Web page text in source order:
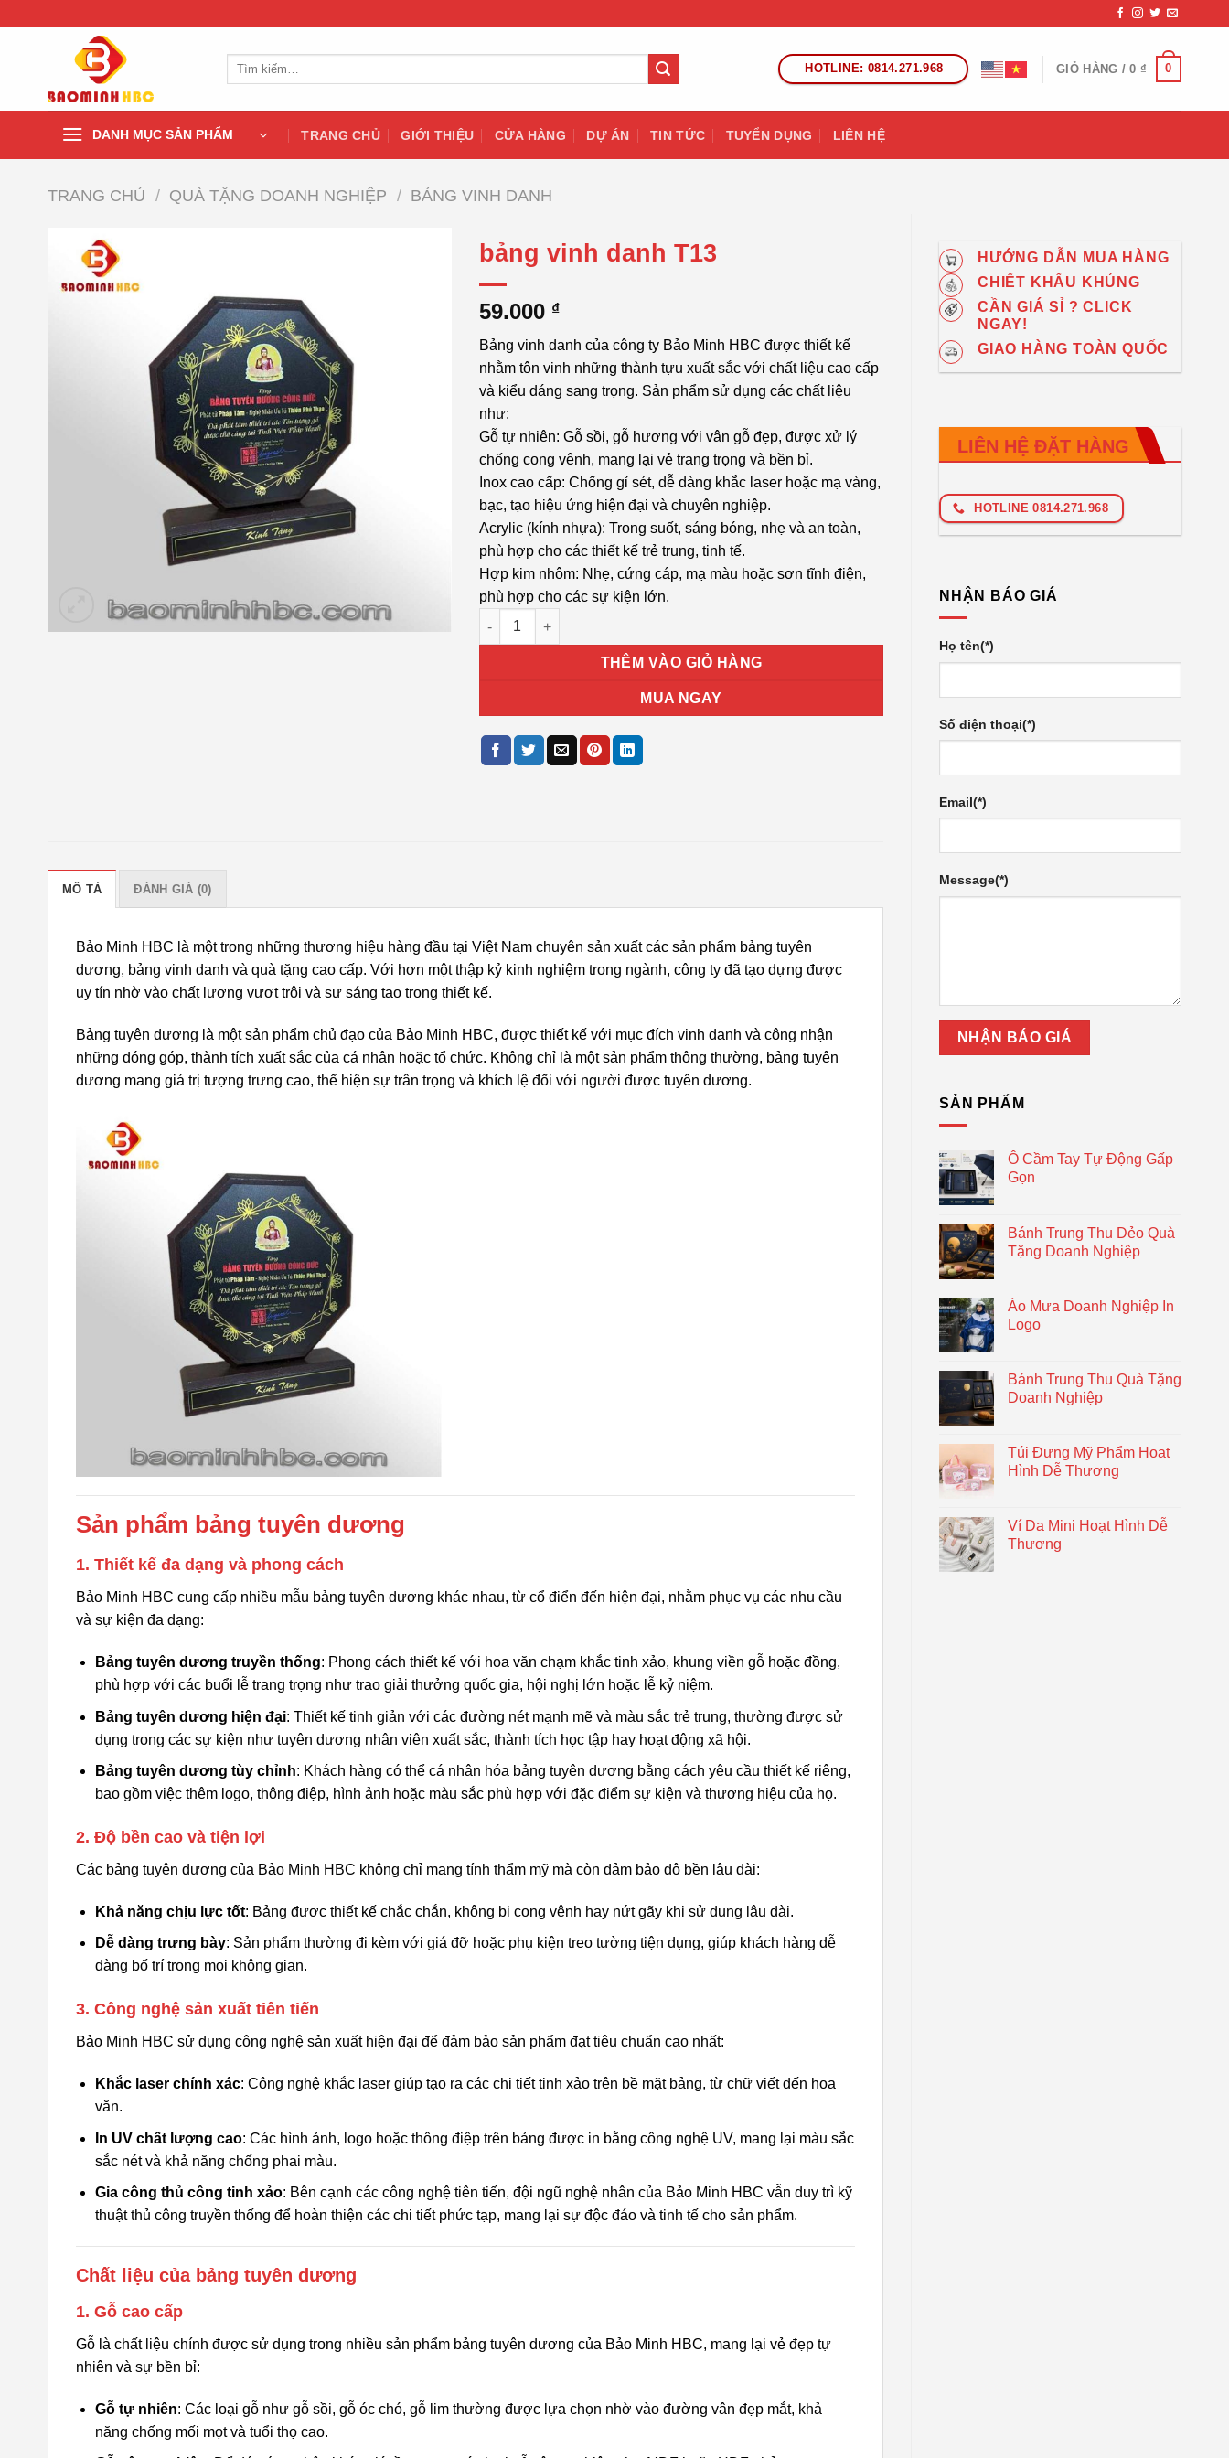
Tìm
HOTLINE: 0814.271.968 GIỎ HÀNG /0 ₫ 0
DANH MỤC SẢN PHẨM TRANG CHỦ GIỚI THIỆU CỬA HÀNG DỰ ÁN TIN TỨC TUYỂN DỤNG LIÊN HỆ
TRANG CHỦ / QUÀ TẶNG DOANH NGHIỆP / BẢNG VINH DANH
HƯỚNG DẪN MUA HÀNG
CHIẾT KHẤU KHỦNG
CẦN GIÁ SỈ ? CLICK
NGAY!
GIAO HÀNG TOÀN QUỐC
LIÊN HỆ ĐẶT HÀNG
HOTLINE 0814.271.968
NHẬN BÁO GIÁ
Họ tên(*)
Số điện thoại(*)
Email(*)
Message(*)
SẢN PHẨM
Ô Cầm Tay Tự Động Gấp
Gọn
Bánh Trung Thu Dẻo Quà
Tặng Doanh Nghiệp
Áo Mưa Doanh Nghiệp In
Logo
Bánh Trung Thu Quà Tặng
Doanh Nghiệp
Túi Đựng Mỹ Phẩm Hoạt
Hình Dễ Thương
Ví Da Mini Hoạt Hình Dễ
Thương
bảng vinh danh T13
59.000 ₫
Bảng vinh danh của công ty Bảo Minh HBC được thiết kế
nhằm tôn vinh những thành tựu xuất sắc với chất liệu cao cấp
và kiểu dáng sang trọng. Sản phẩm sử dụng các chất liệu
như:
Gỗ tự nhiên: Gỗ sồi, gỗ hương với vân gỗ đẹp, được xử lý
chống cong vênh, mang lại vẻ trang trọng và bền bỉ.
Inox cao cấp: Chống gỉ sét, dễ dàng khắc laser hoặc mạ vàng,
bạc, tạo hiệu ứng hiện đại và chuyên nghiệp.
Acrylic (kính nhựa): Trong suốt, sáng bóng, nhẹ và an toàn,
phù hợp cho các thiết kế trẻ trung, tinh tế.
Hợp kim nhôm: Nhẹ, cứng cáp, mạ màu hoặc sơn tĩnh điện,
phù hợp cho các sự kiện lớn.
bảng vinh danh T13 số lượng
THÊM VÀO GIỎ HÀNG
MUA NGAY
MÔ TẢ ĐÁNH GIÁ (0)
Bảo Minh HBC là một trong những thương hiệu hàng đầu tại Việt Nam chuyên sản xuất các sản phẩm bảng tuyên
dương, bảng vinh danh và quà tặng cao cấp. Với hơn một thập kỷ kinh nghiệm trong ngành, công ty đã tạo dựng được
uy tín nhờ vào chất lượng vượt trội và sự sáng tạo trong thiết kế.
Bảng tuyên dương là một sản phẩm chủ đạo của Bảo Minh HBC, được thiết kế với mục đích vinh danh và công nhận
những đóng góp, thành tích xuất sắc của cá nhân hoặc tổ chức. Không chỉ là một sản phẩm thông thường, bảng tuyên
dương mang giá trị tượng trưng cao, thể hiện sự trân trọng và khích lệ đối với người được tuyên dương.
Sản phẩm bảng tuyên dương
1. Thiết kế đa dạng và phong cách
Bảo Minh HBC cung cấp nhiều mẫu bảng tuyên dương khác nhau, từ cổ điển đến hiện đại, nhằm phục vụ các nhu cầu
và sự kiện đa dạng:
Bảng tuyên dương truyền thống: Phong cách thiết kế với hoa văn chạm khắc tinh xảo, khung viền gỗ hoặc đồng,
phù hợp với các buổi lễ trang trọng như trao giải thưởng quốc gia, hội nghị lớn hoặc lễ kỷ niệm.
Bảng tuyên dương hiện đại: Thiết kế tinh giản với các đường nét mạnh mẽ và màu sắc trẻ trung, thường được sử
dụng trong các sự kiện như tuyên dương nhân viên xuất sắc, thành tích học tập hay hoạt động xã hội.
Bảng tuyên dương tùy chỉnh: Khách hàng có thể cá nhân hóa bảng tuyên dương bằng cách yêu cầu thiết kế riêng,
bao gồm việc thêm logo, thông điệp, hình ảnh hoặc màu sắc phù hợp với đặc điểm sự kiện và thương hiệu của họ.
2. Độ bền cao và tiện lợi
Các bảng tuyên dương của Bảo Minh HBC không chỉ mang tính thẩm mỹ mà còn đảm bảo độ bền lâu dài:
Khả năng chịu lực tốt: Bảng được thiết kế chắc chắn, không bị cong vênh hay nứt gãy khi sử dụng lâu dài.
Dễ dàng trưng bày: Sản phẩm thường đi kèm với giá đỡ hoặc phụ kiện treo tường tiện dụng, giúp khách hàng dễ
dàng bố trí trong mọi không gian.
3. Công nghệ sản xuất tiên tiến
Bảo Minh HBC sử dụng công nghệ sản xuất hiện đại để đảm bảo sản phẩm đạt tiêu chuẩn cao nhất:
Khắc laser chính xác: Công nghệ khắc laser giúp tạo ra các chi tiết tinh xảo trên bề mặt bảng, từ chữ viết đến hoa
văn.
In UV chất lượng cao: Các hình ảnh, logo hoặc thông điệp trên bảng được in bằng công nghệ UV, mang lại màu sắc
sắc nét và khả năng chống phai màu.
Gia công thủ công tinh xảo: Bên cạnh các công nghệ tiên tiến, đội ngũ nghệ nhân của Bảo Minh HBC vẫn duy trì kỹ
thuật thủ công truyền thống để hoàn thiện các chi tiết phức tạp, mang lại sự độc đáo và tinh tế cho sản phẩm.
Chất liệu của bảng tuyên dương
1. Gỗ cao cấp
Gỗ là chất liệu chính được sử dụng trong nhiều sản phẩm bảng tuyên dương của Bảo Minh HBC, mang lại vẻ đẹp tự
nhiên và sự bền bỉ:
Gỗ tự nhiên: Các loại gỗ như gỗ sồi, gỗ óc chó, gỗ lim thường được lựa chọn nhờ vào đường vân đẹp mắt, khả
năng chống mối mọt và tuổi thọ cao.